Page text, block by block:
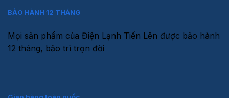
BẢO HÀNH 12 THÁNG
Mọi sản phẩm của Điện Lạnh Tiến Lên được bảo hành
12 tháng, bảo trì trọn đời